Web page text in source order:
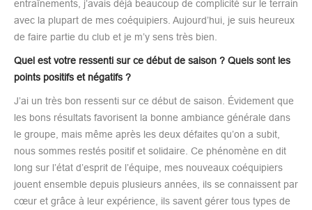
entraînements, j’avais déjà beaucoup de complicité sur le terrain
avec la plupart de mes coéquipiers. Aujourd’hui, je suis heureux
de faire partie du club et je m’y sens très bien.
Quel est votre ressenti sur ce début de saison ? Quels sont les
points positifs et négatifs ?
J’ai un très bon ressenti sur ce début de saison. Évidement que
les bons résultats favorisent la bonne ambiance générale dans
le groupe, mais même après les deux défaites qu’on a subit,
nous sommes restés positif et solidaire. Ce phénomène en dit
long sur l’état d’esprit de l’équipe, mes nouveaux coéquipiers
jouent ensemble depuis plusieurs années, ils se connaissent par
cœur et grâce à leur expérience, ils savent gérer tous types de